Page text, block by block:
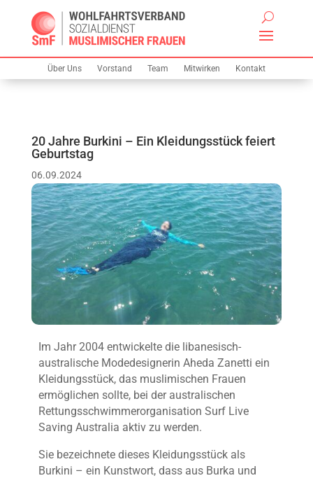
Über Uns Vorstand Team Mitwirken Kontakt
20 Jahre Burkini – Ein Kleidungsstück feiert
Geburtstag
06.09.2024
Im Jahr 2004 entwickelte die libanesisch-
australische Modedesignerin Aheda Zanetti ein
Kleidungsstück, das muslimischen Frauen
ermöglichen sollte, bei der australischen
Rettungsschwimmerorganisation Surf Live
Saving Australia aktiv zu werden.
Sie bezeichnete dieses Kleidungsstück als
Burkini – ein Kunstwort, dass aus Burka und